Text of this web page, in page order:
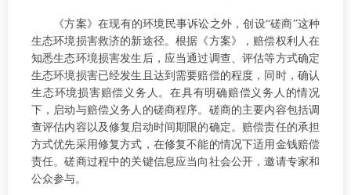
《方案》在现有的环境民事诉讼之外，创设“磋商”这种
生态环境损害救济的新途径。根据《方案》，赔偿权利人在
知悉生态环境损害发生后，应当通过调查、评估等方式确定
生态环境损害已经发生且达到需要赔偿的程度，同时，确认
生态环境损害赔偿义务人。在具有明确赔偿义务人的情况
下，启动与赔偿义务人的磋商程序。磋商的主要内容包括调
查评估内容以及修复启动时间期限的确定。赔偿责任的承担
方式优先采用修复方式，在修复不能的情况下适用金钱赔偿
责任。磋商过程中的关键信息应当向社会公开，邀请专家和
公众参与。